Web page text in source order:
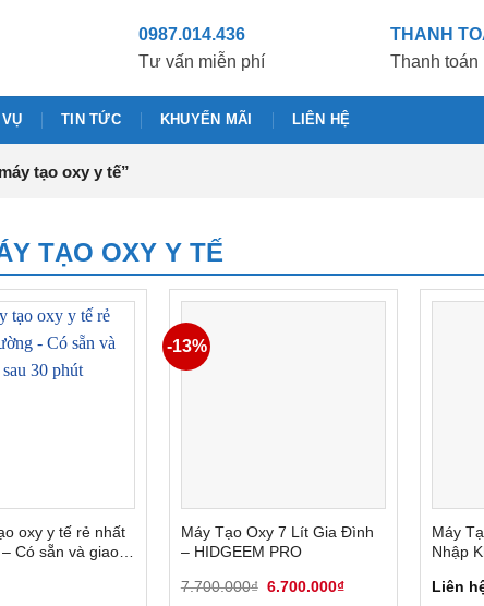
0987.014.436
Tư vấn miễn phí
THANH
Thanh toán
TIN TỨC KHUYẾN MÃI LIÊN HỆ
tạo oxy y tế”
TẠO OXY Y TẾ
oxy y tế rẻ nhất
Có sẵn và giao
-13%
Máy Tạo Oxy 7 Lít Gia Đình
– HIDGEEM PRO
7.700.000₫ Giá
6.700.000₫Giá
Máy
Nhập
Liên